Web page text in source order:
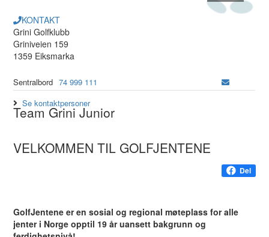
KONTAKT
Grini Golfklubb
Griniveien 159
1359 Eiksmarka
Sentralbord 74 999 111
Se kontaktpersoner
Team Grini Junior
VELKOMMEN TIL GOLFJENTENE
Del
GolfJentene er en sosial og regional møteplass for alle
jenter i Norge opptil 19 år uansett bakgrunn og